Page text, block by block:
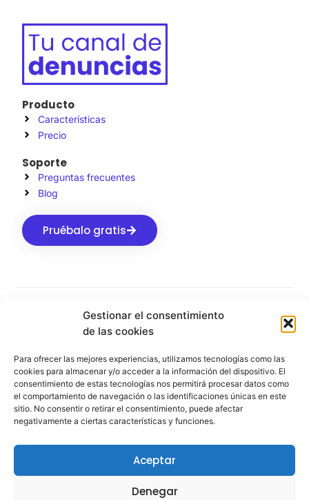
Gestionar el consentimiento
de las cookies
Para ofrecer las mejores experiencias, utilizamos tecnologías como las
cookies para almacenar y/o acceder a la información del dispositivo. El
consentimiento de estas tecnologías nos permitirá procesar datos como
el comportamiento de navegación o las identificaciones únicas en este
sitio. No consentir o retirar el consentimiento, puede afectar
negativamente a ciertas características y funciones.
Aceptar
Denegar
Producto
Características
Precio
Soporte
Preguntas frecuentes
Blog
Pruébalo gratis
PrivacidadCookies
© 2026 Todos los derechos reservados